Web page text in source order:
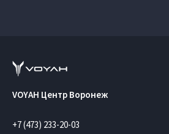
VOYAH Центр Воронеж
+7 (473) 233-20-03